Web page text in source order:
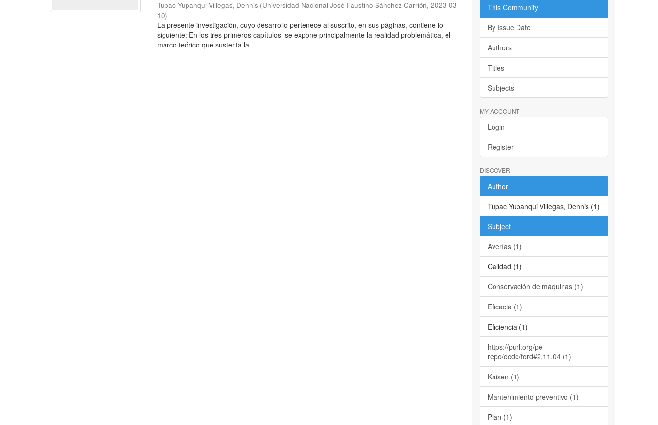
Tupac Yupanqui Villegas, Dennis (Universidad Nacional José Faustino Sánchez Carrión,2023-03-
10)
La presente investigación, cuyo desarrollo pertenece al suscrito, en sus páginas, contiene lo
siguiente: En los tres primeros capítulos, se expone principalmente la realidad problemática, el
marco teórico que sustenta la ...
This Community
By Issue Date
Authors
Titles
Subjects
MY ACCOUNT
Login
Register
DISCOVER
Author
Tupac Yupanqui Villegas, Dennis (1)
Subject
Averías (1)
Calidad (1)
Conservación de máquinas (1)
Eficacia (1)
Eficiencia (1)
https://purl.org/pe-
repo/ocde/ford#2.11.04 (1)
Kaisen (1)
Mantenimiento preventivo (1)
Plan (1)